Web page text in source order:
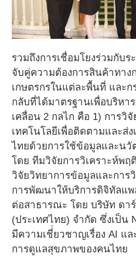
รวมถึงการเชื่อมโยงร่วมกับร
จับคู่ความต้องการสินค้าทาง
เกษตรกรในแต่ละพื้นที่ และ
กลับที่ได้มาตรฐานเพื่อบริหา
เคลื่อน 2 กลไก คือ 1) การ
เทคโนโลยีเพื่อติดตามและส่
ไทยด้วยการใช้ข้อมูลและนวั
โดย ทีมวิจัยการวิเคราะห์พ
วิจัยวิทยาการข้อมูลและการ
การพัฒนาให้บริการดิจิทัลแ
ต่อสาธารณะ โดย บริษัท ดา
(ประเทศไทย) จำกัด ซึ่งเป็น
มีความเชี่่ยวชาญเรื่อง AI แล
การดูแลสุขภาพของคนไทย